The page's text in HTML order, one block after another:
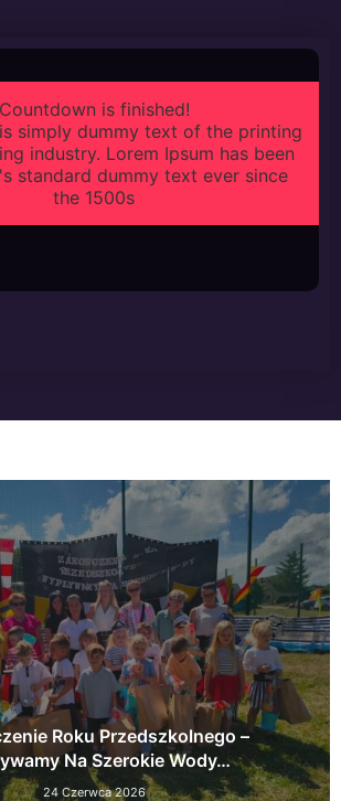
Countdown is finished!
simply dummy text of the printing
industry. Lorem Ipsum has been
standard dummy text ever since
the 1500s
Roku Przedszkolnego –
Na Szerokie Wody…
24 Czerwca 2026